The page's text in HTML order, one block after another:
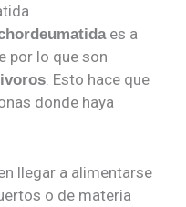
es a
por lo que son
. Esto hace que
donde haya
llegar a alimentarse
o de materia